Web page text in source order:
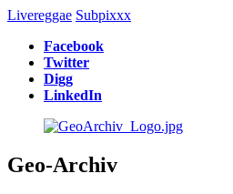
Livereggae Subpixxx
Facebook
Twitter
Digg
LinkedIn
Geo-Archiv